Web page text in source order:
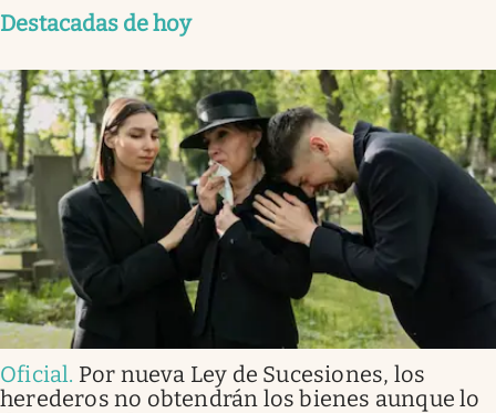
Destacadas de hoy
Oficial. Por nueva Ley de Sucesiones, los
herederos no obtendrán los bienes aunque lo